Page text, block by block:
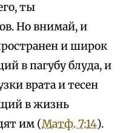
ты
Но внимай, и
и широк
в пагубу блуда, и
врата и тесен
в жизнь
им (Матф. 7:14).